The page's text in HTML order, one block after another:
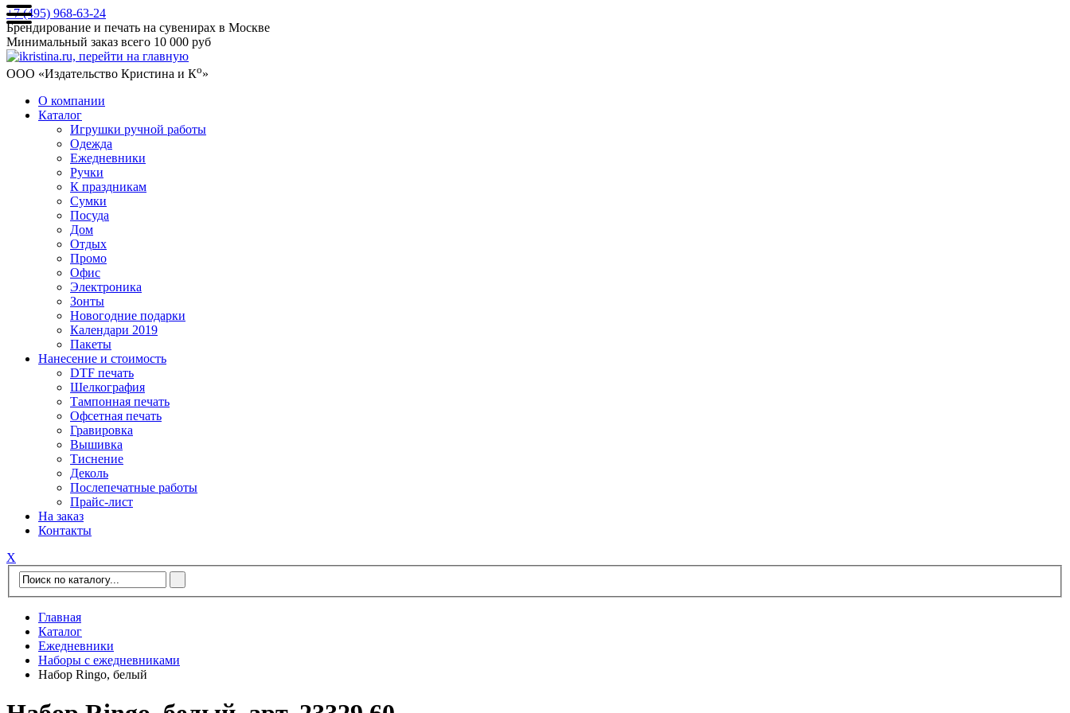
+7 (495) 968-63-24
Брендирование и печать на сувенирах в Москве
Минимальный заказ всего 10 000 руб
ООО «Издательство Кристина и Ко»
О компании
Каталог
Игрушки ручной работы
Одежда
Ежедневники
Ручки
К праздникам
Сумки
Посуда
Дом
Отдых
Промо
Офис
Электроника
Зонты
Новогодние подарки
Календари 2019
Пакеты
Нанесение и стоимость
DTF печать
Шелкография
Тампонная печать
Офсетная печать
Гравировка
Вышивка
Тиснение
Деколь
Послепечатные работы
Прайс-лист
На заказ
Контакты
Х
Главная
Каталог
Ежедневники
Наборы с ежедневниками
Набор Ringo, белый